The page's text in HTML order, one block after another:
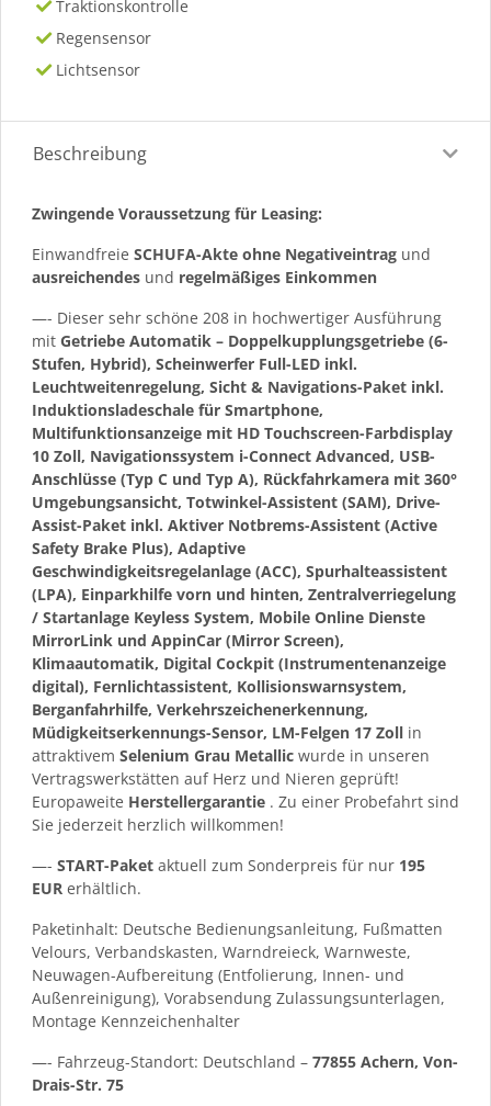
Traktionskontrolle
Regensensor
Lichtsensor
Beschreibung
Zwingende Voraussetzung für Leasing:
Einwandfreie SCHUFA-Akte ohne Negativeintrag und
ausreichendes und regelmäßiges Einkommen
—- Dieser sehr schöne 208 in hochwertiger Ausführung
mit Getriebe Automatik – Doppelkupplungsgetriebe (6-
Stufen, Hybrid), Scheinwerfer Full-LED inkl.
Leuchtweitenregelung, Sicht & Navigations-Paket inkl.
Induktionsladeschale für Smartphone,
Multifunktionsanzeige mit HD Touchscreen-Farbdisplay
10 Zoll, Navigationssystem i-Connect Advanced, USB-
Anschlüsse (Typ C und Typ A), Rückfahrkamera mit 360°
Umgebungsansicht, Totwinkel-Assistent (SAM), Drive-
Assist-Paket inkl. Aktiver Notbrems-Assistent (Active
Safety Brake Plus), Adaptive
Geschwindigkeitsregelanlage (ACC), Spurhalteassistent
(LPA), Einparkhilfe vorn und hinten, Zentralverriegelung
/ Startanlage Keyless System, Mobile Online Dienste
MirrorLink und AppinCar (Mirror Screen),
Klimaautomatik, Digital Cockpit (Instrumentenanzeige
digital), Fernlichtassistent, Kollisionswarnsystem,
Berganfahrhilfe, Verkehrszeichenerkennung,
Müdigkeitserkennungs-Sensor, LM-Felgen 17 Zoll in
attraktivem Selenium Grau Metallic wurde in unseren
Vertragswerkstätten auf Herz und Nieren geprüft!
Europaweite Herstellergarantie . Zu einer Probefahrt sind
Sie jederzeit herzlich willkommen!
—- START-Paket aktuell zum Sonderpreis für nur 195
EUR erhältlich.
Paketinhalt: Deutsche Bedienungsanleitung, Fußmatten
Velours, Verbandskasten, Warndreieck, Warnweste,
Neuwagen-Aufbereitung (Entfolierung, Innen- und
Außenreinigung), Vorabsendung Zulassungsunterlagen,
Montage Kennzeichenhalter
—- Fahrzeug-Standort: Deutschland – 77855 Achern, Von-
Drais-Str. 75